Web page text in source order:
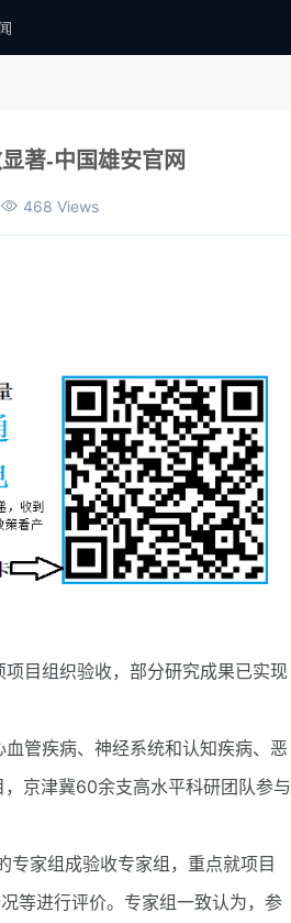
著-中国雄安官网
468 Views
目组织验收，部分研究成果已实现
管疾病、神经系统和认知疾病、恶
京津冀60余支高水平科研团队参与
家组成验收专家组，重点就项目
等进行评价。专家组一致认为，参